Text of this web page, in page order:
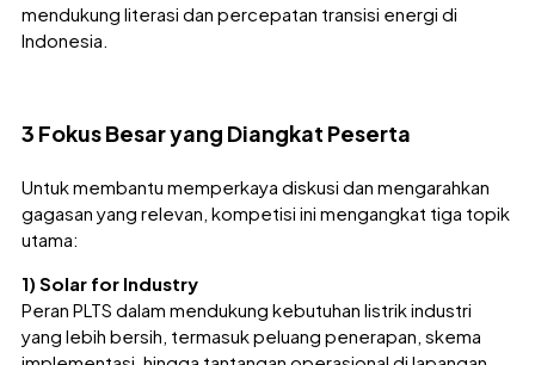
mendukung literasi dan percepatan transisi energi di
Indonesia.
3 Fokus Besar yang Diangkat Peserta
Untuk membantu memperkaya diskusi dan mengarahkan
gagasan yang relevan, kompetisi ini mengangkat tiga topik
utama:
1) Solar for Industry
Peran PLTS dalam mendukung kebutuhan listrik industri
yang lebih bersih, termasuk peluang penerapan, skema